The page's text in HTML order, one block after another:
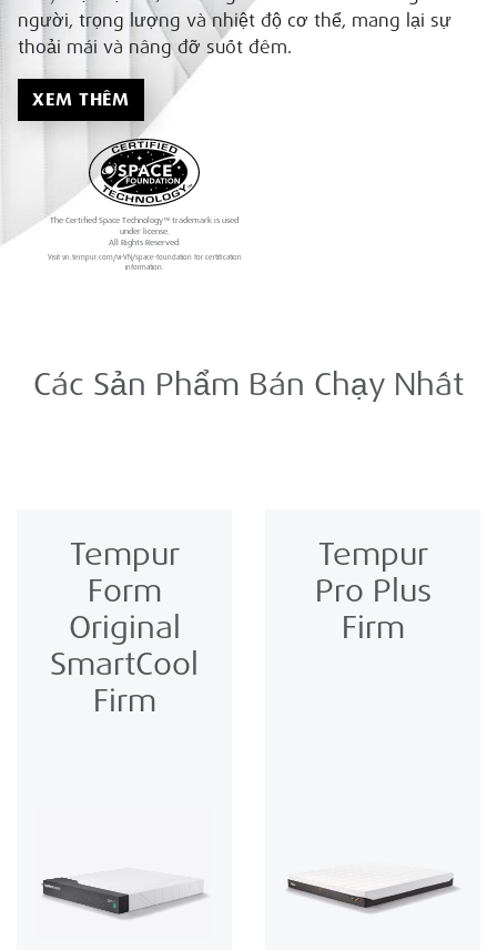
người, trọng lượng và nhiệt độ cơ thể, mang lại sự
thoải mái và nâng đỡ suốt đêm.
XEM THÊM
The Certified Space Technology™ trademark is used
under license.
All Rights Reserved.
Visit vn.tempur.com/vi-VN/space-foundation for certification
information.
Các Sản Phẩm Bán Chạy Nhất
Tempur
Form
Original
SmartCool
Firm
Tempur
Pro Plus
Firm